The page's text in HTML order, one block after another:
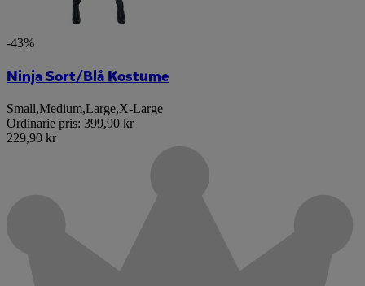
-43%
Ninja Sort/Blå Kostume
Small,Medium,Large,X-Large
Ordinarie pris: 399,90 kr
229,90 kr